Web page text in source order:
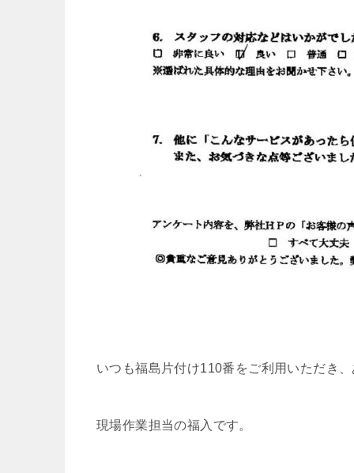
いつも福島片付け110番をご利用いただき、
現場作業担当の福入です。